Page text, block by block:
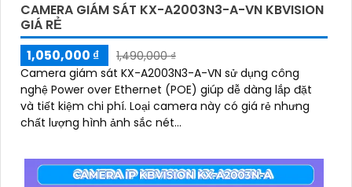
CAMERA GIÁM SÁT KX-A2003N3-A-VN KBVISION
GIÁ RẺ
1,050,000 ₫
1,490,000 ₫
Camera giám sát KX-A2003N3-A-VN sử dụng công
nghệ Power over Ethernet (POE) giúp dễ dàng lắp đặt
và tiết kiệm chi phí. Loại camera này có giá rẻ nhưng
chất lượng hình ảnh sắc nét...